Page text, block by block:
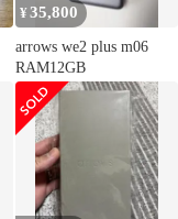
¥35,800
arrows we2 plus m06
RAM12GB